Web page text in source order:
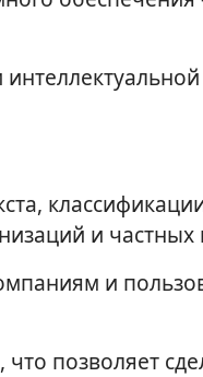
и частных
и
позволяет